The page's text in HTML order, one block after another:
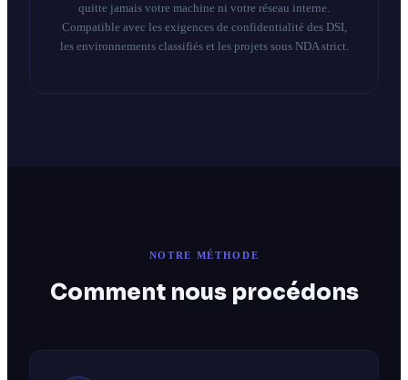
quitte jamais votre machine ni votre réseau interne.
Compatible avec les exigences de confidentialité des DSI,
les environnements classifiés et les projets sous NDA strict.
NOTRE MÉTHODE
Comment nous procédons